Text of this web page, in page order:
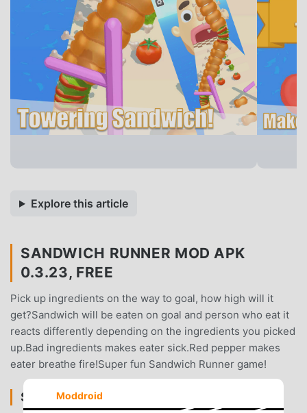
Explore this article
SANDWICH RUNNER MOD APK
0.3.23, FREE
Pick up ingredients on the way to goal, how high will it
get?Sandwich will be eaten on goal and person who eat it
reacts differently depending on the ingredients you picked
up.Bad ingredients makes eater sick.Red pepper makes
eater breathe fire!Super fun Sandwich Runner game!
SANDWICH RUNNER INTRODUÇÃO
Moddroid